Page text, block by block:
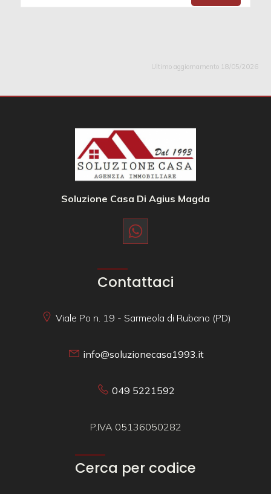
Ultimo aggiornamento 18/05/2026
Soluzione Casa Di Agius Magda
Contattaci
Viale Po n. 19 - Sarmeola di Rubano (PD)
info@soluzionecasa1993.it
049 5221592
P.IVA 05136050282
Cerca per codice